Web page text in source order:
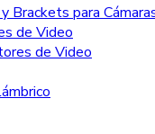
Brackets para
de Video
de Video